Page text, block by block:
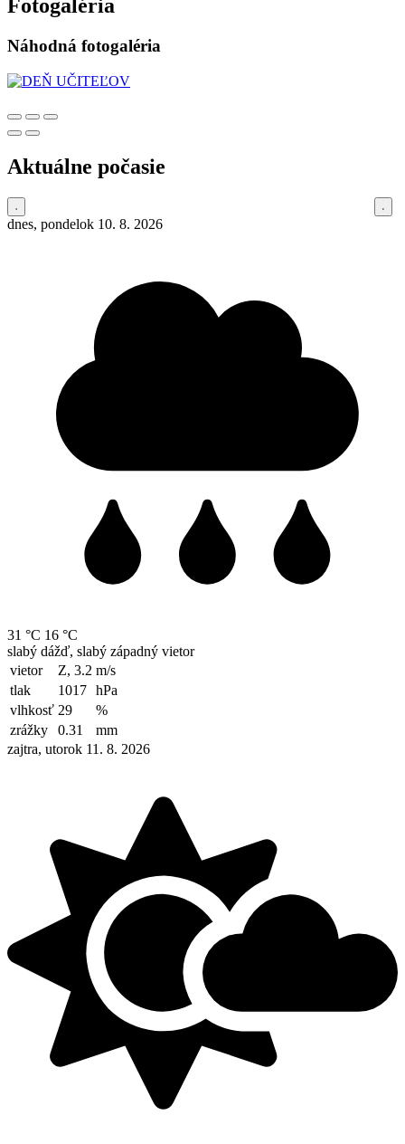
Fotogaléria
Náhodná fotogaléria
Aktuálne počasie
dnes, pondelok 10. 8. 2026
31 °C 16 °C
slabý dážď, slabý západný vietor
vietor
Z, 3.2 m/s
tlak
1017 hPa
vlhkosť 29
%
zrážky
0.31
mm
zajtra, utorok 11. 8. 2026